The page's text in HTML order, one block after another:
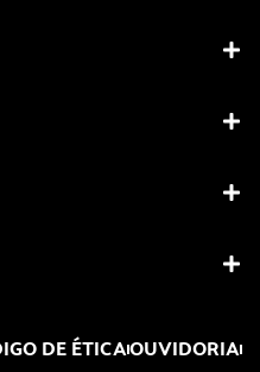
DE ÉTICAOUVIDORIA